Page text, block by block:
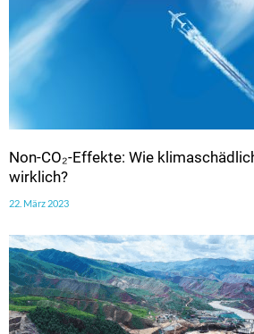
Non-CO₂-Effekte: Wie
wirklich?
22. März 2023